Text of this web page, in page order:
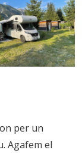
per un
Agafem el